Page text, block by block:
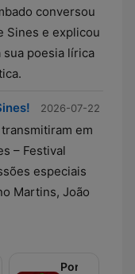
conversou
Sines e explicou
poesia lírica
2026-07-22
em
– Festival
especiais
Martins, João
Portugalex